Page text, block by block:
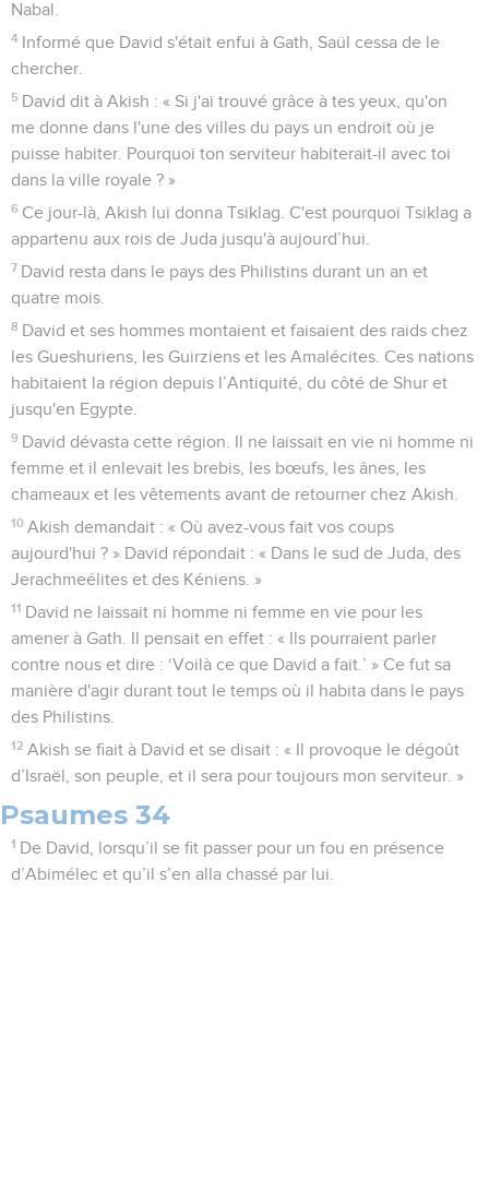
Nabal.
4
Informé que David s'était enfui à Gath, Saül cessa de le
chercher.
5 David dit à Akish : « Si j'ai trouvé grâce à tes yeux, qu'on
me donne dans l'une des villes du pays un endroit où je
puisse habiter. Pourquoi ton serviteur habiterait-il avec toi
dans la ville royale ? »
6 Ce jour-là, Akish lui donna Tsiklag. C'est pourquoi Tsiklag a
appartenu aux rois de Juda jusqu'à aujourd’hui.
7 David resta dans le pays des Philistins durant un an et
quatre mois.
8 David et ses hommes montaient et faisaient des raids chez
les Gueshuriens, les Guirziens et les Amalécites. Ces nations
habitaient la région depuis l’Antiquité, du côté de Shur et
jusqu'en Egypte.
9 David dévasta cette région. Il ne laissait en vie ni homme ni
femme et il enlevait les brebis, les bœufs, les ânes, les
chameaux et les vêtements avant de retourner chez Akish.
10 Akish demandait : « Où avez-vous fait vos coups
aujourd'hui ? » David répondait : « Dans le sud de Juda, des
Jerachmeélites et des Kéniens. »
11 David ne laissait ni homme ni femme en vie pour les
amener à Gath. Il pensait en effet : « Ils pourraient parler
contre nous et dire : ‘Voilà ce que David a fait.’ » Ce fut sa
manière d'agir durant tout le temps où il habita dans le pays
des Philistins.
12 Akish se fiait à David et se disait : « Il provoque le dégoût
d’Israël, son peuple, et il sera pour toujours mon serviteur. »
Psaumes 34
1 De David, lorsqu’il se fit passer pour un fou en présence
d’Abimélec et qu’il s’en alla chassé par lui.